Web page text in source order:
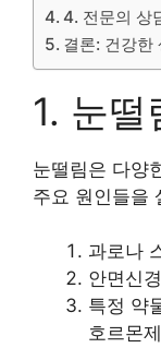
4. 전문의 상
결론: 건강한
1. 눈떨
눈떨림은 다양
주요 원인들을
과로나
안면신
특정 약
호르몬